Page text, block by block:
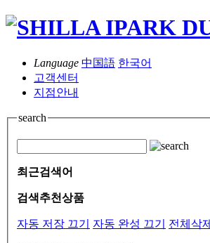
Language 中国語 한국어
고객센터
지점안내
search
최근검색어
검색추천상품
자동 저장 끄기 자동 완성 끄기 전체삭제